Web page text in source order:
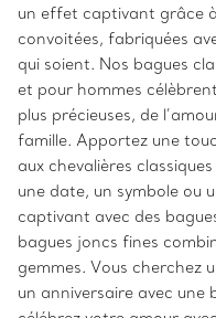
un effet captivant grâce
convoitées, fabriquées
qui soient. Nos bagues
et pour hommes
plus précieuses, de
famille. Apportez une
aux chevalières
une date, un symbole ou
captivant avec des
bagues joncs fines
gemmes. Vous cherchez
un anniversaire avec une